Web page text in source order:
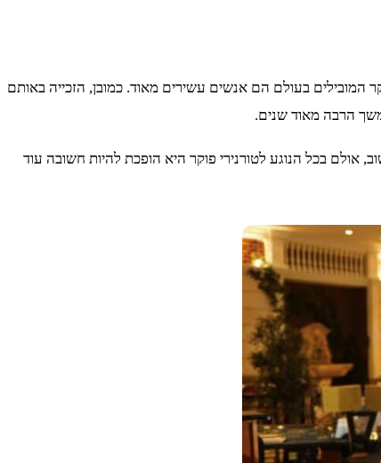
המובילים בעולם הם אנשים עשירים מאוד. כמובן, הזכייה באותם
הרבה מאוד שנים.
בכל הנוגע לטורנירי פוקר היא הופכת להיות חשובה עוד